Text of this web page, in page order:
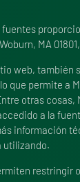
MA
web, también
que permite a
otras cosas,
a la
información
utilizando.
restringir